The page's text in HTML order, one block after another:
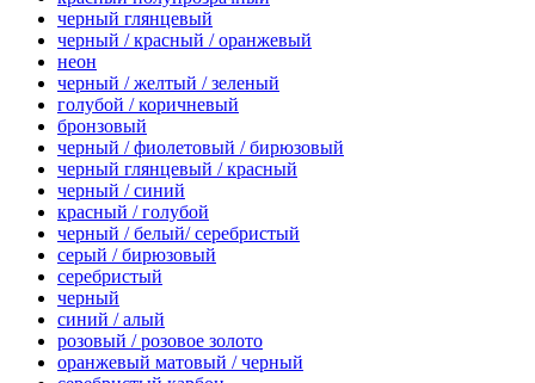
черный глянцевый
черный / красный / оранжевый
неон
черный / желтый / зеленый
голубой / коричневый
бронзовый
черный / фиолетовый / бирюзовый
черный глянцевый / красный
черный / синий
красный / голубой
черный / белый/ серебристый
серый / бирюзовый
серебристый
черный
синий / алый
розовый / розовое золото
оранжевый матовый / черный